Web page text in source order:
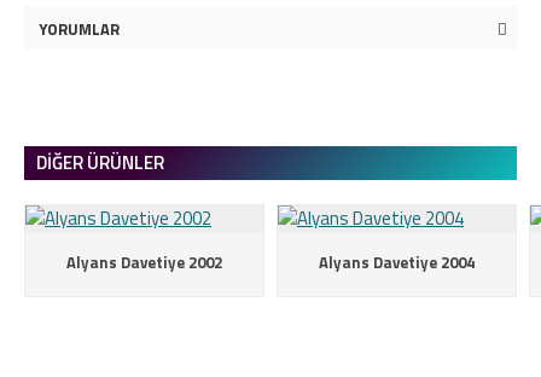
YORUMLAR
DIĞER ÜRÜNLER
Alyans Davetiye 2002 Alyans Davetiye 2004